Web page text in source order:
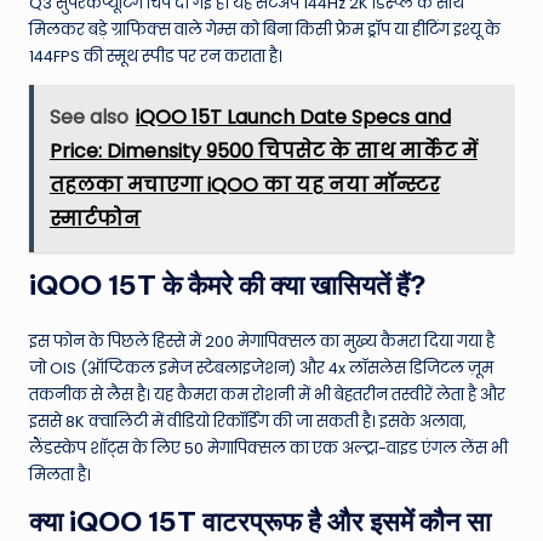
मिलकर बड़े ग्राफिक्स वाले गेम्स को बिना किसी फ्रेम ड्रॉप या हीटिंग इश्यू के
144FPS की स्मूथ स्पीड पर रन कराता है।
See also iQOO 15T Launch Date Specs and
Price: Dimensity 9500 चिपसेट के साथ मार्केट में
तहलका मचाएगा iQOO का यह नया मॉन्स्टर
स्मार्टफोन
iQOO 15T के कैमरे की क्या खासियतें हैं?
इस फोन के पिछले हिस्से में 200 मेगापिक्सल का मुख्य कैमरा दिया गया है
जो OIS (ऑप्टिकल इमेज स्टेबलाइजेशन) और 4x लॉसलेस डिजिटल ज़ूम
तकनीक से लैस है। यह कैमरा कम रोशनी में भी बेहतरीन तस्वीरें लेता है और
इससे 8K क्वालिटी में वीडियो रिकॉर्डिंग की जा सकती है। इसके अलावा,
लैंडस्केप शॉट्स के लिए 50 मेगापिक्सल का एक अल्ट्रा-वाइड एंगल लेंस भी
मिलता है।
क्या iQOO 15T वाटरप्रूफ है और इसमें कौन सा